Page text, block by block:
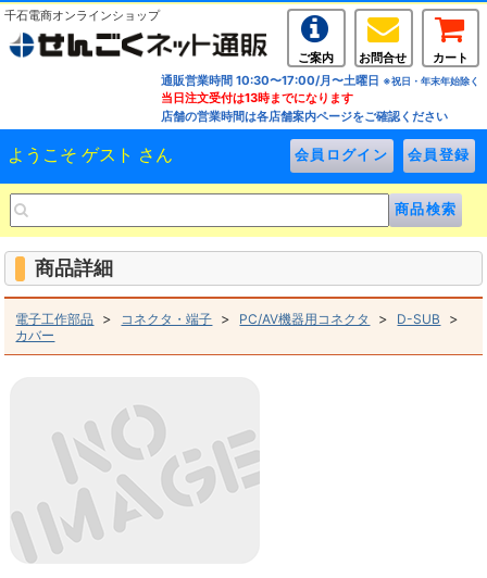
千石電商オンラインショップ
ご案内 お問合せ
カート
通販営業時間 10:30〜17:00/月〜土曜日 ※祝日・年末年始除く
当日注文受付は13時までになります
店舗の営業時間は各店舗案内ページをご確認ください
ようこそ ゲスト さん
商品詳細
電子工作部品 > コネクタ・端子 > PC/AV機器用コネクタ > D-SUB >
カバー